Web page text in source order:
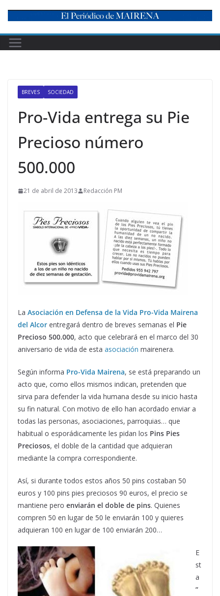
content
BREVES SOCIEDAD
Pro-Vida entrega su Pie
Precioso número
500.000
21 de abril de 2013 Redacción PM
La Asociación en Defensa de la Vida Pro-Vida Mairena
del Alcor entregará dentro de breves semanas el Pie
Precioso 500.000, acto que celebrará en el marco del 30
aniversario de vida de esta asociación mairenera.
Según informa Pro-Vida Mairena, se está preparando un
acto que, como ellos mismos indican, pretenden que
sirva para defender la vida humana desde su inicio hasta
su fin natural. Con motivo de ello han acordado enviar a
todas las personas, asociaciones, parroquias… que
habitual o esporádicamente les pidan los Pins Pies
Preciosos, el doble de la cantidad que adquieran
mediante la compra correspondiente.
Así, si durante todos estos años 50 pins costaban 50
euros y 100 pins pies preciosos 90 euros, el precio se
mantiene pero enviarán el doble de pins. Quienes
compren 50 en lugar de 50 le enviarán 100 y quieres
adquieran 100 en lugar de 100 enviarán 200…
E
st
a
“